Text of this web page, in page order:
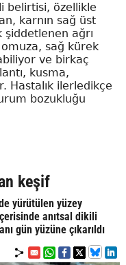
belirtisi, özellikle
karnın sağ üst
ağrı
sağ kürek
ve birkaç
kusma,
Hastalık ilerledikçe
bozukluğu
keşif
yürütülen yüzey
anıtsal dikili
gün yüzüne çıkarıldı